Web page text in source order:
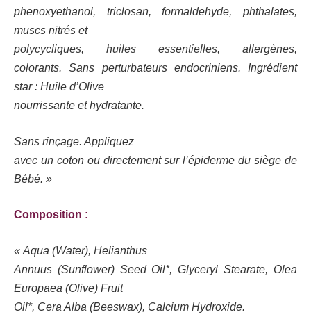
phenoxyethanol, triclosan, formaldehyde, phthalates,
muscs nitrés et
polycycliques, huiles essentielles, allergènes,
colorants.Sans perturbateurs endocriniens. Ingrédient
star : Huile d’Olive
nourrissante et hydratante.
Sans rinçage. Appliquez
avec un coton ou directement sur l’épiderme du siège de
Bébé. »
Composition :
« Aqua (Water), Helianthus
Annuus (Sunflower) Seed Oil*, Glyceryl Stearate, Olea
Europaea (Olive) Fruit
Oil*, Cera Alba (Beeswax), Calcium Hydroxide.